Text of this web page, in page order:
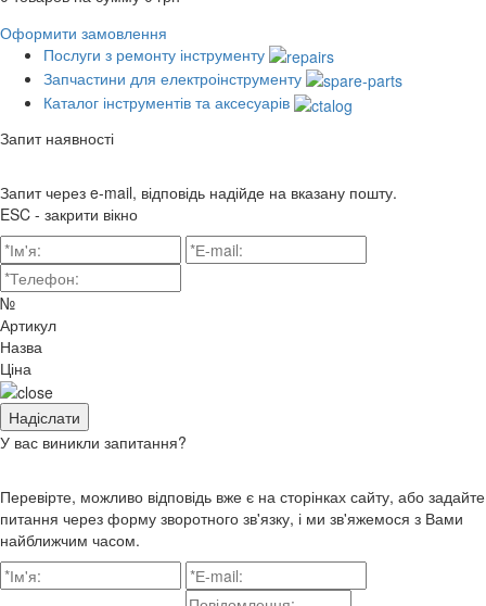
Оформити замовлення
Послуги з ремонту інструменту
Запчастини для електроінструменту
Каталог інструментів та аксесуарів
Запит наявності
Запит через e-mail, відповідь надійде на вказану пошту.
ESC - закрити вікно
№
Артикул
Назва
Ціна
У вас виникли запитання?
Перевірте, можливо відповідь вже є на сторінках сайту, або задайте
питання через форму зворотного зв'язку, і ми зв'яжемося з Вами
найближчим часом.